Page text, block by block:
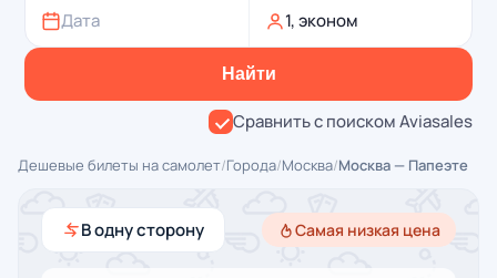
Дата 1, эконом
Найти
Сравнить с поиском Aviasales
Дешевые билеты на самолет/Города/Москва/Москва — Папеэте
В одну сторону Самая низкая цена